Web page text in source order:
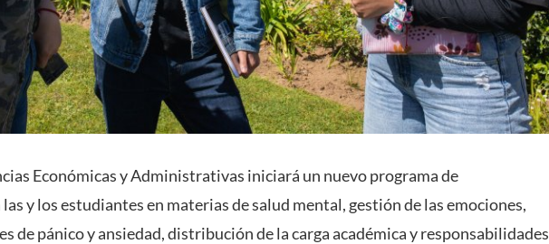
Económicas y Administrativas iniciará un nuevo programa de
y los estudiantes en materias de salud mental, gestión de las emociones,
de pánico y ansiedad, distribución de la carga académica y responsabilidades